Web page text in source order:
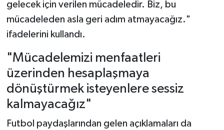
gelecek için verilen mücadeledir. Biz, bu
mücadeleden asla geri adım atmayacağız."
ifadelerini kullandı.
"Mücadelemizi menfaatleri
üzerinden hesaplaşmaya
dönüştürmek isteyenlere sessiz
kalmayacağız"
Futbol paydaşlarından gelen açıklamaları da